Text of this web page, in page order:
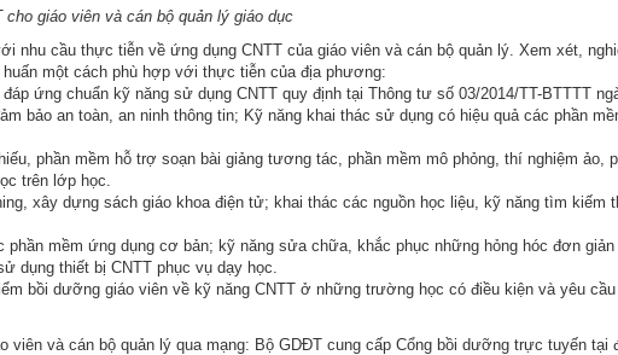
giáo viên và cán bộ quản lý giáo dục
nhu cầu thực tiễn về ứng dụng CNTT của giáo viên và cán bộ quản lý. Xem xét,
một cách phù hợp với thực tiễn của địa phương:
ứng chuẩn kỹ năng sử dụng CNTT quy định tại Thông tư số 03/2014/TT-BTTTT
bảo an toàn, an ninh thông tin; Kỹ năng khai thác sử dụng có hiệu quả các phần
phần mềm hỗ trợ soạn bài giảng tương tác, phần mềm mô phỏng, thí nghiệm ảo,
trên lớp học.
xây dựng sách giáo khoa điện tử; khai thác các nguồn học liệu, kỹ năng tìm kiếm
phần mềm ứng dụng cơ bản; kỹ năng sửa chữa, khắc phục những hỏng hóc đơn
dụng thiết bị CNTT phục vụ dạy học.
bồi dưỡng giáo viên về kỹ năng CNTT ở những trường học có điều kiện và yêu
viên và cán bộ quản lý qua mạng: Bộ GDĐT cung cấp Cổng bồi dưỡng trực tuyến tại